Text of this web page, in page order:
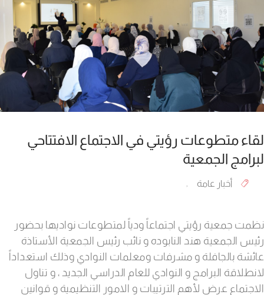
لقاء متطوعات رؤيتي في الاجتماع الافتتاحي
لبرامج الجمعية
أخبار عامة
نظمت جمعية رؤيتي اجتماعاً ودياً لمتطوعات نواديها بحضور
رئيس الجمعية هند النابوده و نائب رئيس الجمعية الأستاذة
عائشة بالجافلة و مشرفات ومعلمات النوادي وذلك استعداداً
لانطلاقة البرامج و النوادي للعام الدراسي الجديد ، و تناول
الاجتماع عرض لأهم الترتيبات و الامور التنظيمية و قوانين